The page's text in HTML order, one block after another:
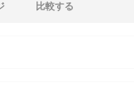
比較する